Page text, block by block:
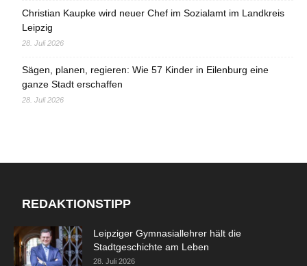
Christian Kaupke wird neuer Chef im Sozialamt im Landkreis
Leipzig
28. Juli 2026
Sägen, planen, regieren: Wie 57 Kinder in Eilenburg eine
ganze Stadt erschaffen
28. Juli 2026
REDAKTIONSTIPP
Leipziger Gymnasiallehrer hält die
Stadtgeschichte am Leben
28. Juli 2026